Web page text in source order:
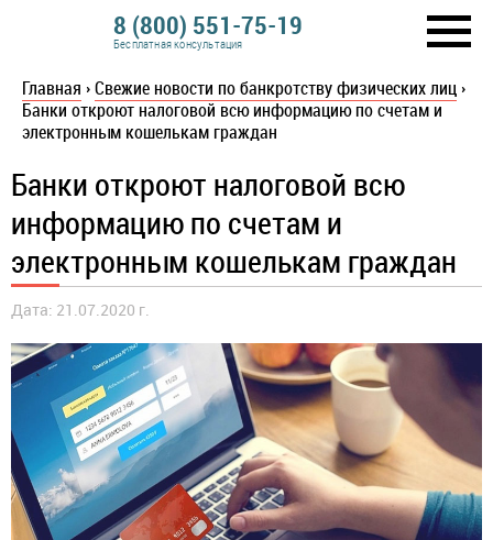
8 (800) 551-75-19
Бесплатная консультация
Главная ›Свежие новости по банкротству физических лиц ›
Банки откроют налоговой всю информацию по счетам и
электронным кошелькам граждан
Банки откроют налоговой всю
информацию по счетам и
электронным кошелькам граждан
Дата: 21.07.2020 г.